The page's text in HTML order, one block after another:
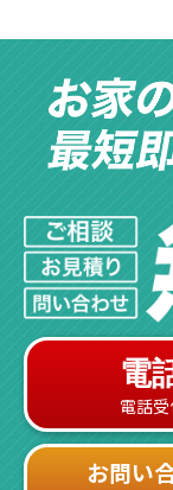
電
電話
お問い